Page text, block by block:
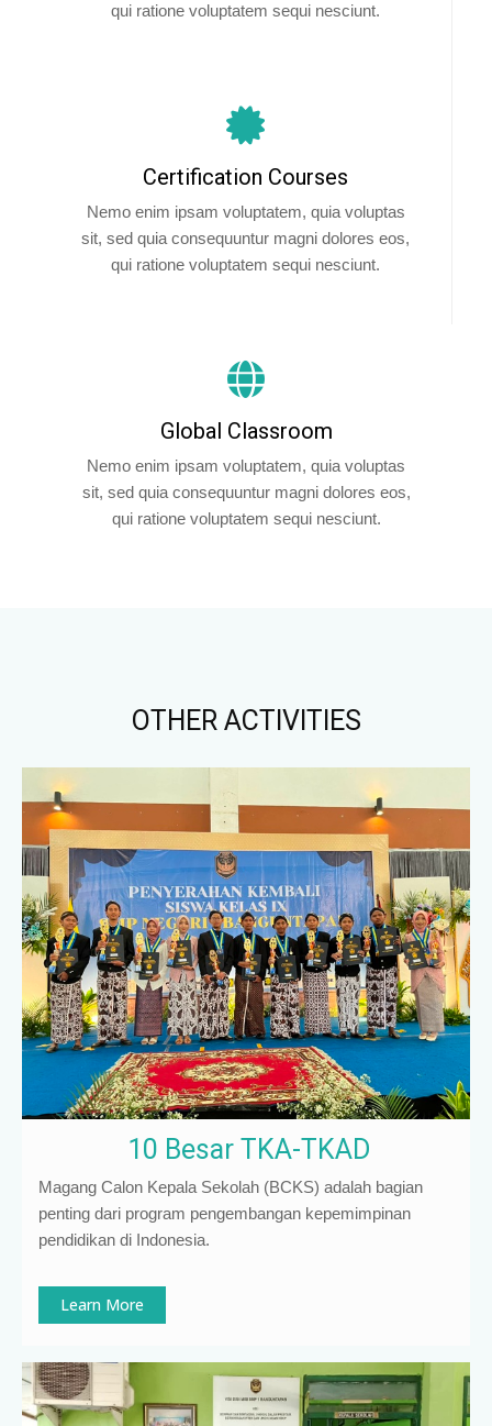
qui ratione voluptatem sequi nesciunt.
Certification Courses
Nemo enim ipsam voluptatem, quia voluptas
sit, sed quia consequuntur magni dolores eos,
qui ratione voluptatem sequi nesciunt.
Global Classroom
Nemo enim ipsam voluptatem, quia voluptas
sit, sed quia consequuntur magni dolores eos,
qui ratione voluptatem sequi nesciunt.
OTHER ACTIVITIES
10 Besar TKA-TKAD
Magang Calon Kepala Sekolah (BCKS) adalah bagian
penting dari program pengembangan kepemimpinan
pendidikan di Indonesia.
Learn More